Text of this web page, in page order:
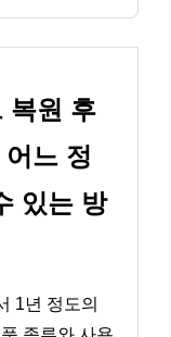
복원 후
느 정
있는 방
1년 정도의